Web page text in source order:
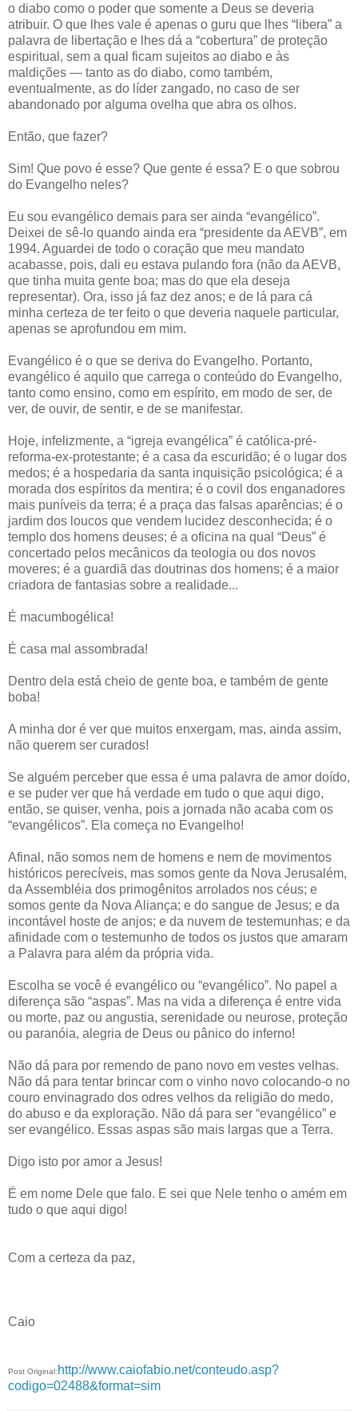
o diabo como o poder que somente a Deus se deveria
atribuir. O que lhes vale é apenas o guru que lhes “libera” a
palavra de libertação e lhes dá a “cobertura” de proteção
espiritual, sem a qual ficam sujeitos ao diabo e às
maldições — tanto as do diabo, como também,
eventualmente, as do líder zangado, no caso de ser
abandonado por alguma ovelha que abra os olhos.
Então, que fazer?
Sim! Que povo é esse? Que gente é essa? E o que sobrou
do Evangelho neles?
Eu sou evangélico demais para ser ainda “evangélico”.
Deixei de sê-lo quando ainda era “presidente da AEVB”, em
1994. Aguardei de todo o coração que meu mandato
acabasse, pois, dali eu estava pulando fora (não da AEVB,
que tinha muita gente boa; mas do que ela deseja
representar). Ora, isso já faz dez anos; e de lá para cá
minha certeza de ter feito o que deveria naquele particular,
apenas se aprofundou em mim.
Evangélico é o que se deriva do Evangelho. Portanto,
evangélico é aquilo que carrega o conteúdo do Evangelho,
tanto como ensino, como em espírito, em modo de ser, de
ver, de ouvir, de sentir, e de se manifestar.
Hoje, infelizmente, a “igreja evangélica” é católica-pré-
reforma-ex-protestante; é a casa da escuridão; é o lugar dos
medos; é a hospedaria da santa inquisição psicológica; é a
morada dos espíritos da mentira; é o covil dos enganadores
mais puníveis da terra; é a praça das falsas aparências; é o
jardim dos loucos que vendem lucidez desconhecida; é o
templo dos homens deuses; é a oficina na qual “Deus” é
concertado pelos mecânicos da teologia ou dos novos
moveres; é a guardiã das doutrinas dos homens; é a maior
criadora de fantasias sobre a realidade...
É macumbogélica!
É casa mal assombrada!
Dentro dela está cheio de gente boa, e também de gente
boba!
A minha dor é ver que muitos enxergam, mas, ainda assim,
não querem ser curados!
Se alguém perceber que essa é uma palavra de amor doído,
e se puder ver que há verdade em tudo o que aqui digo,
então, se quiser, venha, pois a jornada não acaba com os
“evangélicos”. Ela começa no Evangelho!
Afinal, não somos nem de homens e nem de movimentos
históricos perecíveis, mas somos gente da Nova Jerusalém,
da Assembléia dos primogênitos arrolados nos céus; e
somos gente da Nova Aliança; e do sangue de Jesus; e da
incontável hoste de anjos; e da nuvem de testemunhas; e da
afinidade com o testemunho de todos os justos que amaram
a Palavra para além da própria vida.
Escolha se você é evangélico ou “evangélico”. No papel a
diferença são “aspas”. Mas na vida a diferença é entre vida
ou morte, paz ou angustia, serenidade ou neurose, proteção
ou paranóia, alegria de Deus ou pânico do inferno!
Não dá para por remendo de pano novo em vestes velhas.
Não dá para tentar brincar com o vinho novo colocando-o no
couro envinagrado dos odres velhos da religião do medo,
do abuso e da exploração. Não dá para ser “evangélico” e
ser evangélico. Essas aspas são mais largas que a Terra.
Digo isto por amor a Jesus!
É em nome Dele que falo. E sei que Nele tenho o amém em
tudo o que aqui digo!
Com a certeza da paz,
Caio
Post Original: http://www.caiofabio.net/conteudo.asp?
codigo=02488&format=sim